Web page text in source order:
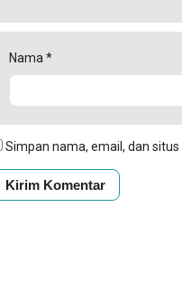
Nama *
Simpan nama, email, dan